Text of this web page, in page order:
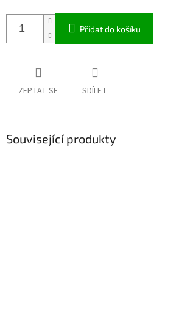
Přidat do košíku
ZEPTAT SE SDÍLET
Související produkty